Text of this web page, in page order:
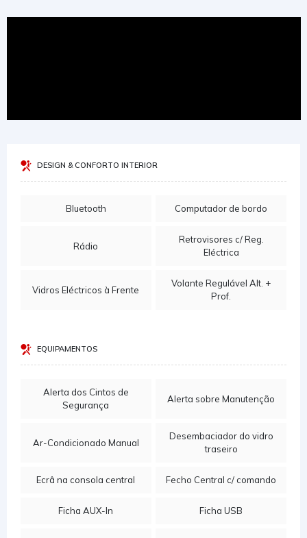
DESIGN & CONFORTO INTERIOR
Bluetooth Computador de bordo
Rádio
Retrovisores c/ Reg.
Eléctrica
Vidros Eléctricos à Frente
Volante Regulável Alt. +
Prof.
EQUIPAMENTOS
Alerta dos Cintos de
Segurança
Alerta sobre Manutenção
Ar-Condicionado Manual
Desembaciador do vidro
traseiro
Ecrâ na consola central Fecho Central c/ comando
Ficha AUX-In Ficha USB